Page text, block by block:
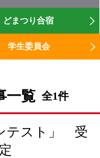
どまつり合宿
学生委員会
一覧 全1件
テスト」 受